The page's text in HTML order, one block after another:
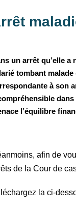
un arrêt qu’elle
tombant
à son
l’équilibre
afin de
de la Cour de
la ci-